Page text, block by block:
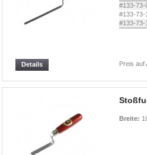
#133-73-
#133-73-
#133-73-
Preis auf
Details
Breite: